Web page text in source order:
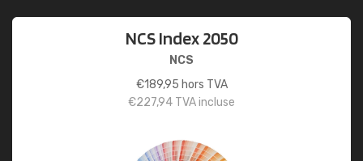
NCS Index 2050
NCS
€189,95 hors TVA
€227,94 TVA incluse